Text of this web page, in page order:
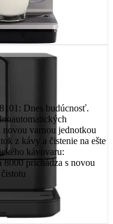
Dnes budúcnosť.
varnou jednotkou
z kávy a čistenie na ešte
kávovaru:
prichádza s novou